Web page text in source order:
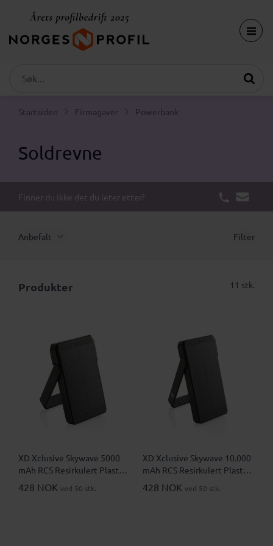
Startsiden Firmagaver Powerbank
Soldrevne
Finner du ikke det du leter etter?
Anbefalt Filter
Produkter 11 stk.
XD Xclusive Skywave 5000
mAh RCS Resirkulert Plast
Solar 10W Magnetisk Trådløs
Powerbank
428 NOK ved 50 stk.
XD Xclusive Skywave 10.000
mAh RCS Resirkulert Plast
Solar Solcelledrevet
Powerbank
428 NOK ved 50 stk.